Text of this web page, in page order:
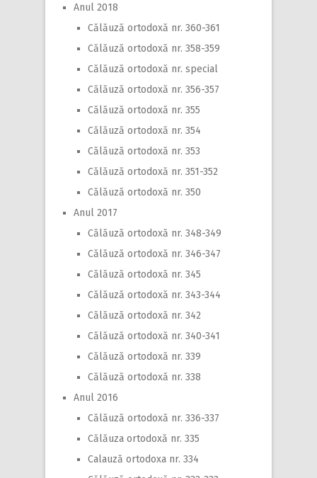
Anul 2018
Călăuză ortodoxă nr. 360-361
Călăuză ortodoxă nr. 358-359
Călăuză ortodoxă nr. special
Călăuză ortodoxă nr. 356-357
Călăuză ortodoxă nr. 355
Călăuză ortodoxă nr. 354
Călăuză ortodoxă nr. 353
Călăuză ortodoxă nr. 351-352
Călăuză ortodoxă nr. 350
Anul 2017
Călăuză ortodoxă nr. 348-349
Călăuză ortodoxă nr. 346-347
Călăuză ortodoxă nr. 345
Călăuză ortodoxă nr. 343-344
Călăuză ortodoxă nr. 342
Călăuză ortodoxă nr. 340-341
Călăuză ortodoxă nr. 339
Călăuză ortodoxă nr. 338
Anul 2016
Călăuză ortodoxă nr. 336-337
Călăuza ortodoxă nr. 335
Calauză ortodoxa nr. 334